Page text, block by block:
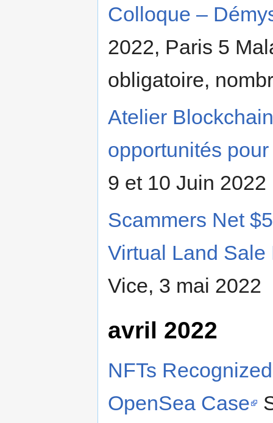
Colloque –
2022, Paris 5
obligatoire,
Atelier
opportunités
9 et 10 Juin 2022
Scammers Net
Virtual Land Sale
Vice, 3 mai 2022
avril 2022
NFTs
OpenSea Case